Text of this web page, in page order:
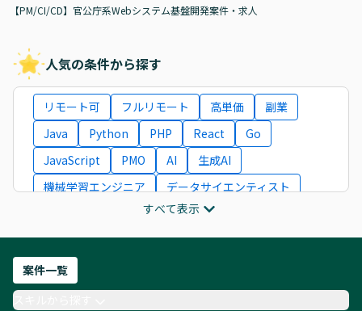
【PM/CI/CD】官公庁系Webシステム基盤開発案件・求人
人気の条件から探す
リモート可 フルリモート 高単価
副業
Java
Python PHP React
Go
JavaScript
PMO AI
生成AI
機械学習エンジニア
データサイエンティスト
ITコンサルタント
フロントエンドエンジニア
ネットワークエンジニア
AIエンジニア
Webデザイナー
すべて表示
案件一覧